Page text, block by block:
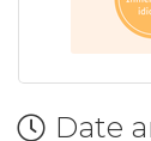
Date